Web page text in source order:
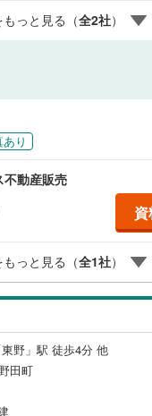
にサポートいたします弊社
知見がございます。
っと見る（全2社）
り
不動産販売
っと見る（全1社）
野」駅 徒歩4分 他
田町
専
連など